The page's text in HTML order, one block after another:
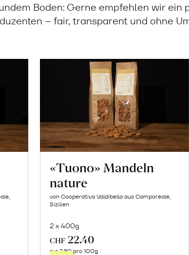
Boden: Gerne empfehlen wir ein
– fair, transparent und ohne
«Tuono» Mandeln
nature
von Cooperativa Valdibella aus Camporeale,
Sizilien
2 x 400g
CHF 22.40
CHF2.80 pro 100g